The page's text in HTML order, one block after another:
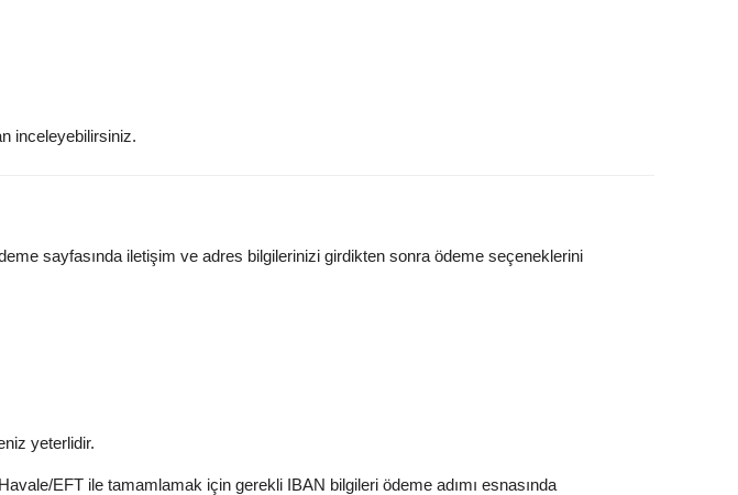
inceleyebilirsiniz.
sayfasında iletişim ve adres bilgilerinizi girdikten sonra ödeme seçeneklerini
yeterlidir.
EFT ile tamamlamak için gerekli IBAN bilgileri ödeme adımı esnasında